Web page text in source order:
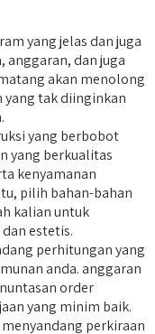
yang jelas dan juga
dan juga
akan menolong
yang tak diinginkan
yang berbobot
yang berkualitas
kenyamanan
pilih bahan-bahan
kalian untuk
estetis.
perhitungan yang
anda. anggaran
order
yang minim baik.
perkiraan